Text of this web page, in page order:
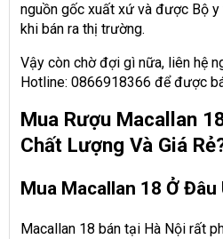
nguồn gốc xuất xứ và được Bộ
khi bán ra thị trường.
Vậy còn chờ đợi gì nữa, liên hệ
Hotline: 0866918366 để được
Mua Rượu Macallan
Chất Lượng Và Giá
Mua Macallan 18 Ở Đâu
Macallan 18 bán tại Hà Nội rất